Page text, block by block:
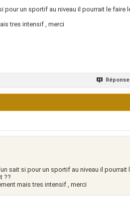
pour un sportif au niveau il pourrait le faire
tres intensif , merci
sait si pour un sportif au niveau il pourrait
??
mais tres intensif , merci